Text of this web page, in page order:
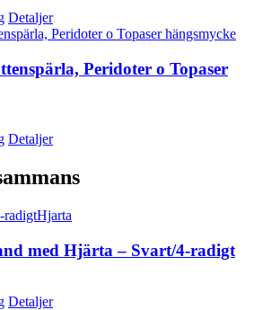
Detaljer
Peridoter o Topaser
Detaljer
med Hjärta – Svart/4-radigt
Detaljer